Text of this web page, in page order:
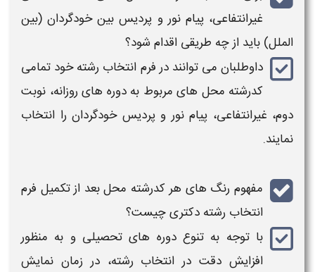
غیرانتفاعی، پیام نور و پردیس بین خودگردان (بین
الملل) باید از چه طریقی اقدام شود؟
داوطلبان می توانند در فرم انتخاب رشتهخود تمامی
کدرشته محل های مربوط به دوره های روزانه، نوبت
دوم، غیرانتفاعی، پیام نور و پردیس خودگردان را انتخاب
نمایند.
مفهوم رنگ های هر کدرشته محل بعد از تکمیل فرم
انتخاب رشته دکتریچیست؟
با توجه به تنوع دوره های تحصیلی و به منظور
افزایش دقت در انتخاب رشته، در زمان نمایش